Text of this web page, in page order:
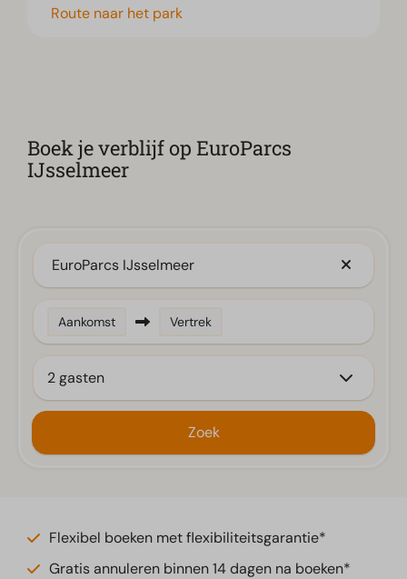
Route naar het park
Boek je verblijf op EuroParcs
IJsselmeer
EuroParcs IJsselmeer
Aankomst Vertrek
2 gasten
Zoek
Flexibel boeken met flexibiliteitsgarantie*
Gratis annuleren binnen 14 dagen na boeken*